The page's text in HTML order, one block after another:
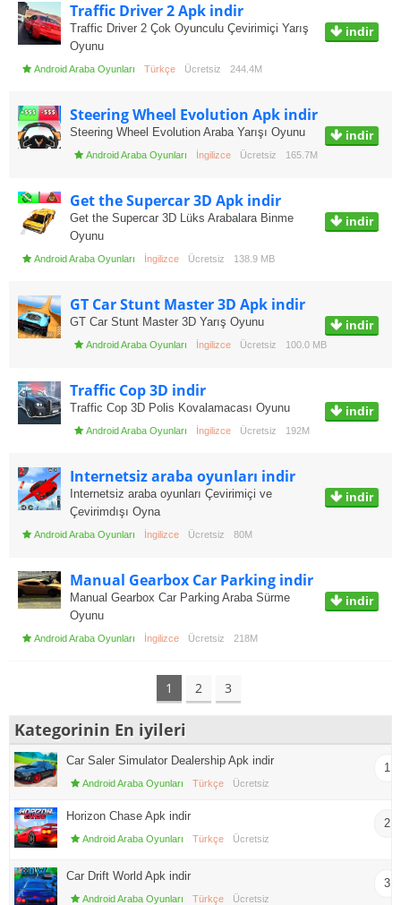
Traffic Driver 2 Apk indir
indir
Traffic Driver 2 Çok Oyunculu Çevirimiçi Yarış
Oyunu
Android Araba Oyunları Türkçe Ücretsiz 244.4M
Steering Wheel Evolution Apk indir
indir
Steering Wheel Evolution Araba Yarışı Oyunu
Android Araba Oyunları İngilizce Ücretsiz 165.7M
Get the Supercar 3D Apk indir
indir
Get the Supercar 3D Lüks Arabalara Binme
Oyunu
Android Araba Oyunları İngilizce Ücretsiz 138.9 MB
GT Car Stunt Master 3D Apk indir
indir
GT Car Stunt Master 3D Yarış Oyunu
Android Araba Oyunları İngilizce Ücretsiz 100.0 MB
Traffic Cop 3D indir
indir
Traffic Cop 3D Polis Kovalamacası Oyunu
Android Araba Oyunları İngilizce Ücretsiz 192M
Internetsiz araba oyunları indir
indir
Internetsiz araba oyunları Çevirimiçi ve
Çevirimdışı Oyna
Android Araba Oyunları İngilizce Ücretsiz 80M
Manual Gearbox Car Parking indir
indir
Manual Gearbox Car Parking Araba Sürme
Oyunu
Android Araba Oyunları İngilizce Ücretsiz 218M
1 2 3
Kategorinin En iyileri
Car Saler Simulator Dealership Apk indir
Android Araba Oyunları Türkçe Ücretsiz
1
Horizon Chase Apk indir
Android Araba Oyunları Türkçe Ücretsiz
2
Car Drift World Apk indir
Android Araba Oyunları Türkçe Ücretsiz
3